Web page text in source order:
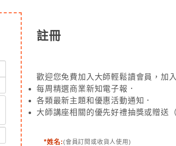
註冊
歡迎您免費加入大師輕鬆讀會員，加
每周精選商業新知電子報．
各類最新主題和優惠活動通知．
大師講座相關的優先好禮抽獎或贈送
*姓名:(會員訂閱或收貨人使用)